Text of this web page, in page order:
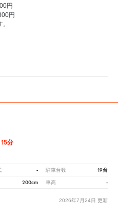
円
円
分
- 駐車台数 19台
200cm 車高 -
2026年7月24日 更新